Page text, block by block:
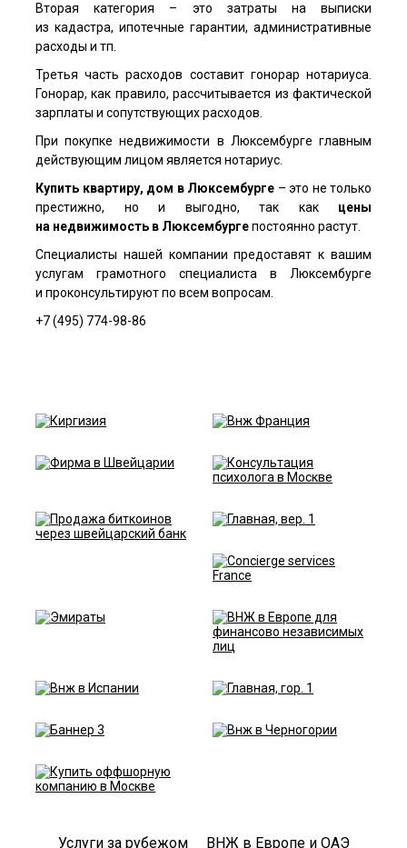
Вторая категория – это затраты на выписки
из кадастра, ипотечные гарантии, административные
расходы и тп.
Третья часть расходов составит гонорар нотариуса.
Гонорар, как правило, рассчитывается из фактической
зарплаты и сопутствующих расходов.
При покупке недвижимости в Люксембурге главным
действующим лицом является нотариус.
Купить квартиру, дом в Люксембурге – это не только
престижно, но и выгодно, так как цены
на недвижимость в Люксембургепостоянно растут.
Специалисты нашей компании предоставят к вашим
услугам грамотного специалиста в Люксембурге
и проконсультируют по всем вопросам.
+7 (495) 774-98-86
Услуги за рубежом ВНЖ в Европе и ОАЭ